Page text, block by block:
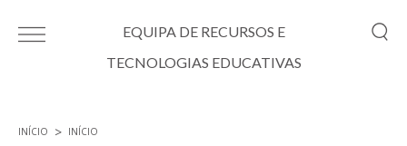
EQUIPA DE RECURSOS E
TECNOLOGIAS EDUCATIVAS
INÍCIO INÍCIO